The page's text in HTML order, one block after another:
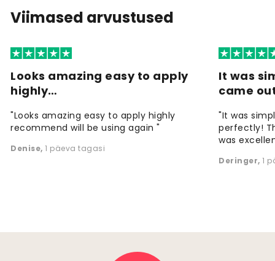
Viimased arvustused
Looks amazing easy to apply
highly…
"Looks amazing easy to apply highly
recommend will be using again "
Denise, 1 päeva tagasi
It was
came
"It was
perfectly!
was
Deringer, 1